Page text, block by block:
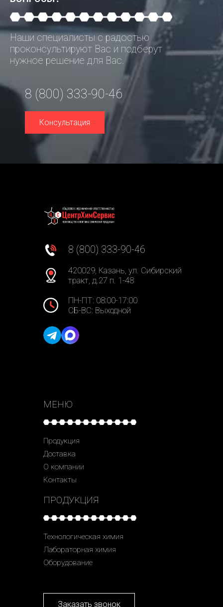
Наши специалисты с радостью
проконсультируют Вас и подберут
нужное решение для Вас.
8 (800) 333-90-46
Консультация
8 (800) 333-90-46
420029, Казань, ул. Сибирский
тракт, д.27 п. 1-48
ПН-ПТ: 08:00-17:00
СБ-ВС: Выходной
МЕНЮ
Продукция
Доставка
О компании
Контакты
ПРОДУКЦИЯ
Технологическая химия
Лабораторная химия
Оборудование
Заказать звонок